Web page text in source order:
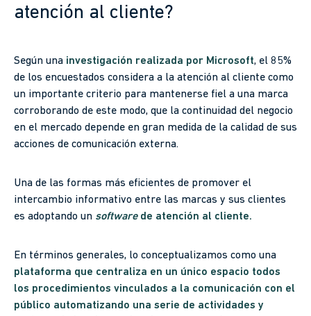
atención al cliente?
Según una investigación realizada por Microsoft, el 85%
de los encuestados considera a la atención al cliente como
un importante criterio para mantenerse fiel a una marca
corroborando de este modo, que la continuidad del negocio
en el mercado depende en gran medida de la calidad de sus
acciones de comunicación externa.
Una de las formas más eficientes de promover el
intercambio informativo entre las marcas y sus clientes
es adoptando un softwarede atención al cliente.
En términos generales, lo conceptualizamos como una
plataforma que centraliza en un único espacio todos
los procedimientos vinculados a la comunicación con el
público automatizando una serie de actividades y